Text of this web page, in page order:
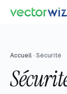
Accueil· Sécurité